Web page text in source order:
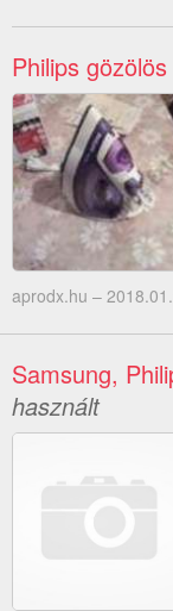
Philips
aprodx.hu –
Samsung,
használt